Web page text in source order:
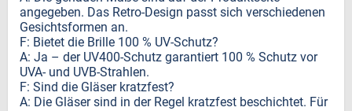
angegeben. Das Retro-Design passt sich verschiedenen
Gesichtsformen an.
F: Bietet die Brille 100 % UV-Schutz?
A: Ja – der UV400-Schutz garantiert 100 % Schutz vor
UVA- und UVB-Strahlen.
F: Sind die Gläser kratzfest?
A: Die Gläser sind in der Regel kratzfest beschichtet. Für